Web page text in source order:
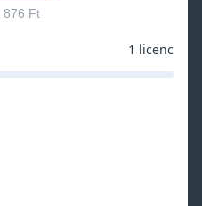
876 Ft
1 licenc